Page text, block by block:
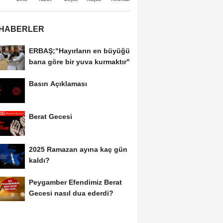
ERBAŞ;"Hayırların en büyüğü
bana göre bir yuva kurmaktır"
Basın Açıklaması
Berat Gecesi
2025 Ramazan ayına kaç gün
kaldı?
Peygamber Efendimiz Berat
Gecesi nasıl dua ederdi?